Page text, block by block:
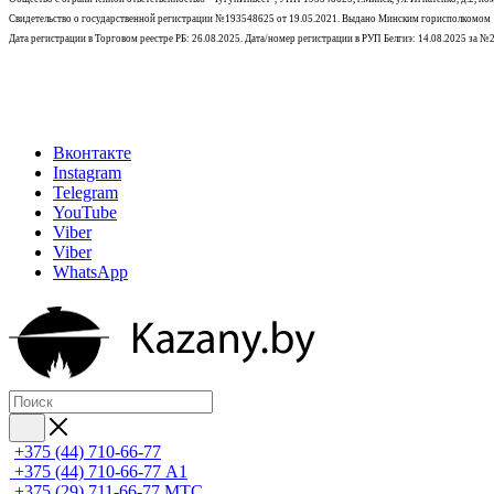
Свидетельство о государственной регистрации №193548625 от 19.05.2021. Выдано Минским горисполкомом
Дата регистрации в Торговом реестре РБ: 26.08.2025. Дата/номер регистрации в РУП Белгиэ: 14.08.2025 за
Вконтакте
Instagram
Telegram
YouTube
Viber
Viber
WhatsApp
+375 (44) 710-66-77
+375 (44) 710-66-77 А1